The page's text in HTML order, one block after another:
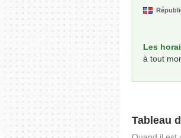
République
Les
à tout
Tableau